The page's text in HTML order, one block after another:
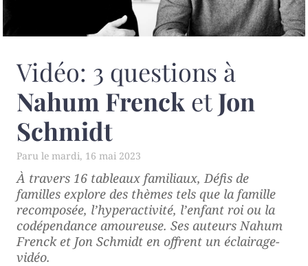
Vidéo: 3 questions à
Nahum Frenck etJon
Schmidt
mardi, 16 mai 2023
À travers 16 tableaux familiaux, Défis de
familles explore des thèmes tels que la famille
recomposée, l’hyperactivité, l’enfant roi ou la
codépendance amoureuse. Ses auteurs Nahum
Frenck et Jon Schmidt en offrent un éclairage-
vidéo.